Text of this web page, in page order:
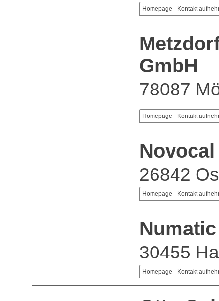
Homepage Kontakt
GmbH
78087
Homepage Kontakt
26842
Homepage Kontakt
30455
Homepage Kontakt